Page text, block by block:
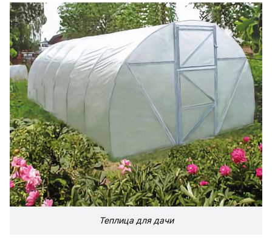
Теплица для дачи